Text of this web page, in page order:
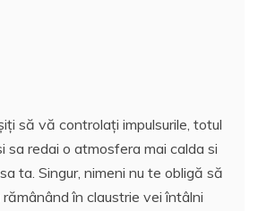
să vă controlați impulsurile, totul
sa redai o atmosfera mai calda si
ta. Singur, nimeni nu te obligă să
rămânând în claustrie vei întâlni